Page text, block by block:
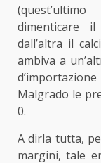
dimenticare il
dall’altra il
ambiva a
Malgrado le
0.
A dirla tutta,
margini, tale